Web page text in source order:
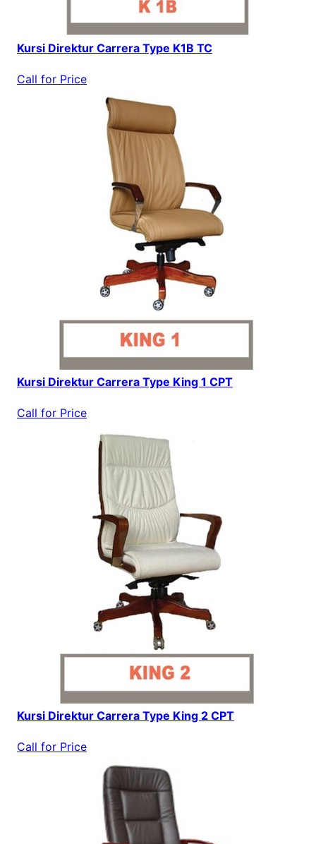
Kursi Direktur Carrera Type K1B TC
Call for Price
Kursi Direktur Carrera Type King 1 CPT
Call for Price
Kursi Direktur Carrera Type King 2 CPT
Call for Price